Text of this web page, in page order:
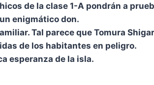
de la clase 1-A pondrán a
enigmático don.
Tal parece que Tomura
de los habitantes en peligro.
esperanza de la isla.